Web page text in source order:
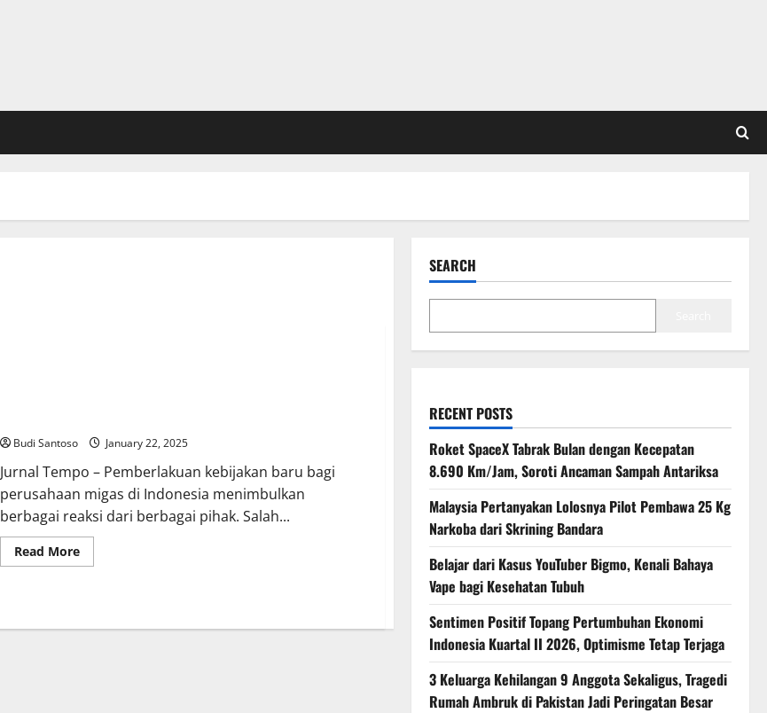
Budi Santoso January 22, 2025
Jurnal Tempo – Pemberlakuan kebijakan baru bagi
perusahaan migas di Indonesia menimbulkan
berbagai reaksi dari berbagai pihak. Salah...
Read MoreRead
more
untuk
SEARCH
RECENT POSTS
Roket SpaceX Tabrak Bulan dengan Kecepatan
8.690 Km/Jam, Soroti Ancaman Sampah Antariksa
Malaysia Pertanyakan Lolosnya Pilot Pembawa 25 Kg
Narkoba dari Skrining Bandara
Belajar dari Kasus YouTuber Bigmo, Kenali Bahaya
Vape bagi Kesehatan Tubuh
Sentimen Positif Topang Pertumbuhan Ekonomi
Indonesia Kuartal II 2026, Optimisme Tetap Terjaga
3 Keluarga Kehilangan 9 Anggota Sekaligus, Tragedi
Rumah Ambruk di Pakistan Jadi Peringatan Besar